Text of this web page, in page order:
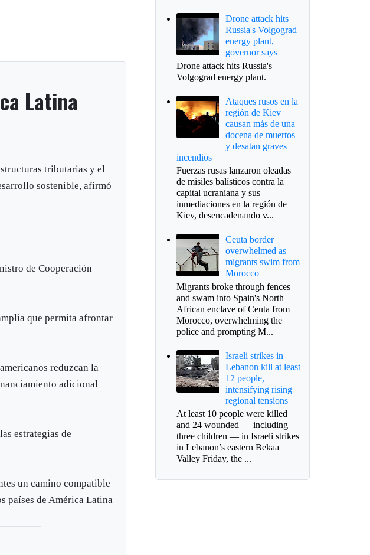
Latina
tributarias y el
sostenible, afirmó
de Cooperación
que permita afrontar
reduzcan la
adicional
estrategias de
un camino compatible
países de América Latina
Drone attack hits
Russia's Volgograd
energy plant,
governor says
Drone attack hits Russia's
Volgograd energy plant.
Ataques rusos en la
región de Kiev
causan más de una
docena de muertos
y desatan graves
incendios
Fuerzas rusas lanzaron oleadas
de misiles balísticos contra la
capital ucraniana y sus
inmediaciones en la región de
Kiev, desencadenando v...
Ceuta border
overwhelmed as
migrants swim from
Morocco
Migrants broke through fences
and swam into Spain's North
African enclave of Ceuta from
Morocco, overwhelming the
police and prompting M...
Israeli strikes in
Lebanon kill at least
12 people,
intensifying rising
regional tensions
At least 10 people were killed
and 24 wounded — including
three children — in Israeli strikes
in Lebanon’s eastern Bekaa
Valley Friday, the ...